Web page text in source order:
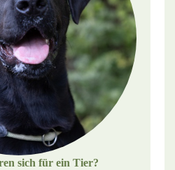
sich für ein Tier?